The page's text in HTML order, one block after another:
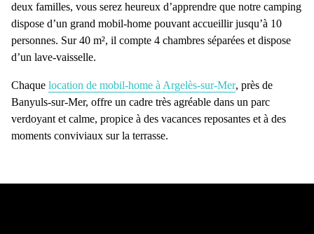
deux familles, vous serez heureux d’apprendre que notre camping
dispose d’un grand mobil-home pouvant accueillir jusqu’à 10
personnes. Sur 40 m², il compte 4 chambres séparées et dispose
d’un lave-vaisselle.
Chaque location de mobil-home à Argelès-sur-Mer, près de
Banyuls-sur-Mer, offre un cadre très agréable dans un parc
verdoyant et calme, propice à des vacances reposantes et à des
moments conviviaux sur la terrasse.